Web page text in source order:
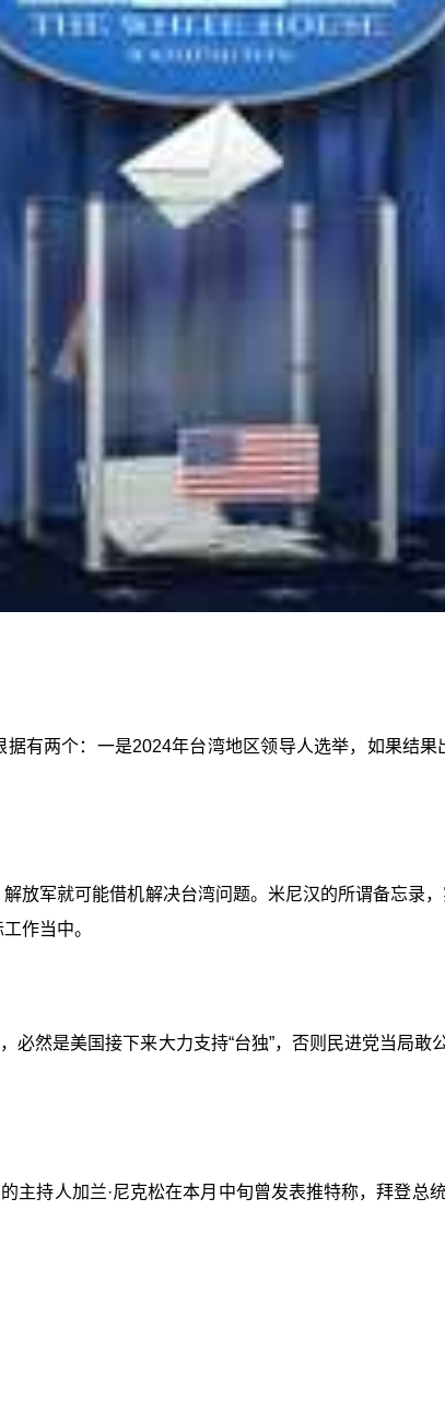
有两个：一是2024年台湾地区领导人选举，如果结果
放军就可能借机解决台湾问题。米尼汉的所谓备忘录
作当中。
必然是美国接下来大力支持“台独”，否则民进党当局敢
主持人加兰·尼克松在本月中旬曾发表推特称，拜登总